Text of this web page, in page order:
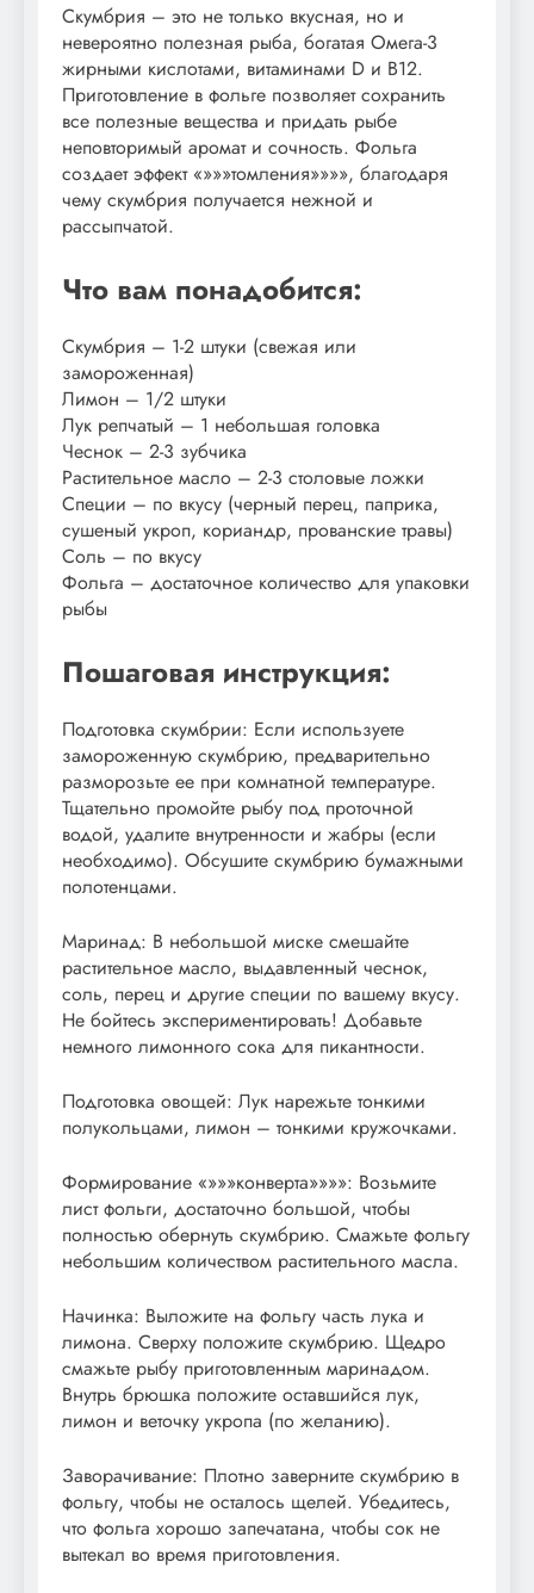
Скумбрия – это не только вкусная, но и
невероятно полезная рыба, богатая Омега-3
жирными кислотами, витаминами D и B12.
Приготовление в фольге позволяет сохранить
все полезные вещества и придать рыбе
неповторимый аромат и сочность. Фольга
создает эффект «»»»томления»»»», благодаря
чему скумбрия получается нежной и
рассыпчатой.
Что вам понадобится:
Скумбрия – 1-2 штуки (свежая или
замороженная)
Лимон – 1/2 штуки
Лук репчатый – 1 небольшая головка
Чеснок – 2-3 зубчика
Растительное масло – 2-3 столовые ложки
Специи – по вкусу (черный перец, паприка,
сушеный укроп, кориандр, прованские травы)
Соль – по вкусу
Фольга – достаточное количество для упаковки
рыбы
Пошаговая инструкция:
Подготовка скумбрии: Если используете
замороженную скумбрию, предварительно
разморозьте ее при комнатной температуре.
Тщательно промойте рыбу под проточной
водой, удалите внутренности и жабры (если
необходимо). Обсушите скумбрию бумажными
полотенцами.
Маринад: В небольшой миске смешайте
растительное масло, выдавленный чеснок,
соль, перец и другие специи по вашему вкусу.
Не бойтесь экспериментировать! Добавьте
немного лимонного сока для пикантности.
Подготовка овощей: Лук нарежьте тонкими
полукольцами, лимон – тонкими кружочками.
Формирование «»»»конверта»»»»: Возьмите
лист фольги, достаточно большой, чтобы
полностью обернуть скумбрию. Смажьте фольгу
небольшим количеством растительного масла.
Начинка: Выложите на фольгу часть лука и
лимона. Сверху положите скумбрию. Щедро
смажьте рыбу приготовленным маринадом.
Внутрь брюшка положите оставшийся лук,
лимон и веточку укропа (по желанию).
Заворачивание: Плотно заверните скумбрию в
фольгу, чтобы не осталось щелей. Убедитесь,
что фольга хорошо запечатана, чтобы сок не
вытекал во время приготовления.